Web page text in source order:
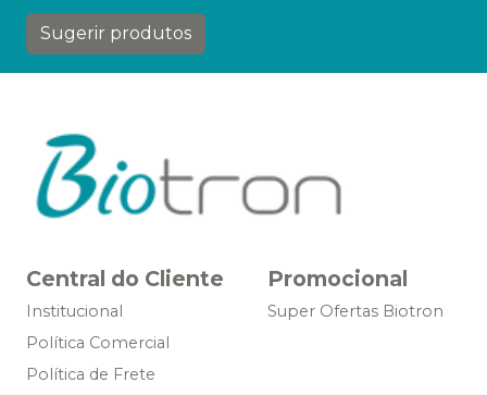
Sugerir produtos
Central do Cliente
Institucional
Política Comercial
Política de Frete
Promocional
Super Ofertas Biotron